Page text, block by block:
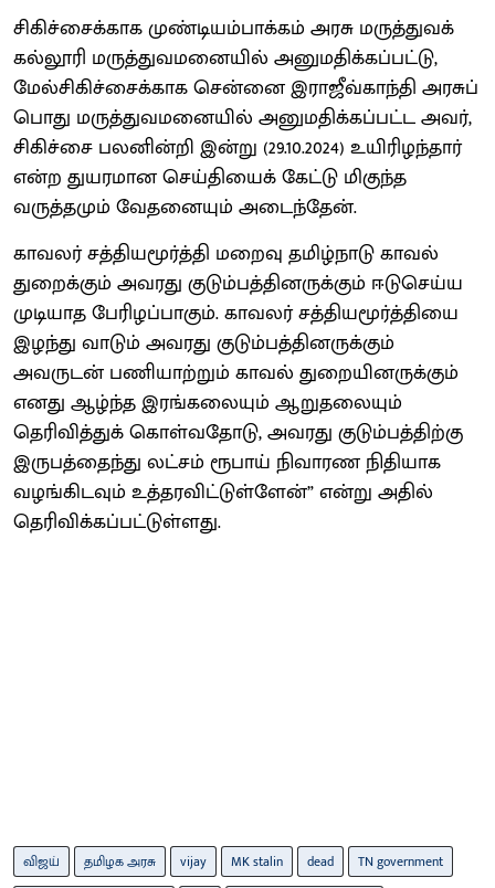
சிகிச்சைக்காக முண்டியம்பாக்கம் அரசு மருத்துவக்
கல்லூரி மருத்துவமனையில் அனுமதிக்கப்பட்டு,
மேல்சிகிச்சைக்காக சென்னை இராஜீவ்காந்தி அரசுப்
பொது மருத்துவமனையில் அனுமதிக்கப்பட்ட அவர்,
சிகிச்சை பலனின்றி இன்று (29.10.2024) உயிரிழந்தார்
என்ற துயரமான செய்தியைக் கேட்டு மிகுந்த
வருத்தமும் வேதனையும் அடைந்தேன்.
காவலர் சத்தியமூர்த்தி மறைவு தமிழ்நாடு காவல்
துறைக்கும் அவரது குடும்பத்தினருக்கும் ஈடுசெய்ய
முடியாத பேரிழப்பாகும். காவலர் சத்தியமூர்த்தியை
இழந்து வாடும் அவரது குடும்பத்தினருக்கும்
அவருடன் பணியாற்றும் காவல் துறையினருக்கும்
எனது ஆழ்ந்த இரங்கலையும் ஆறுதலையும்
தெரிவித்துக் கொள்வதோடு, அவரது குடும்பத்திற்கு
இருபத்தைந்து லட்சம் ரூபாய் நிவாரண நிதியாக
வழங்கிடவும் உத்தரவிட்டுள்ளேன்” என்று அதில்
தெரிவிக்கப்பட்டுள்ளது.
விஜய் தமிழக அரசு vijay MK stalin dead
TN government